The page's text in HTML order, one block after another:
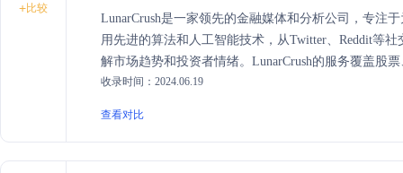
+比较
LunarCrush是一家领先的金融媒体和分析公司，专注
用先进的算法和人工智能技术，从Twitter、Reddit等
解市场趋势和投资者情绪。LunarCrush的服务覆盖股
准确的市场洞察。通过LunarCrush的分析工具，投资
收录时间：2024.06.19
查看对比